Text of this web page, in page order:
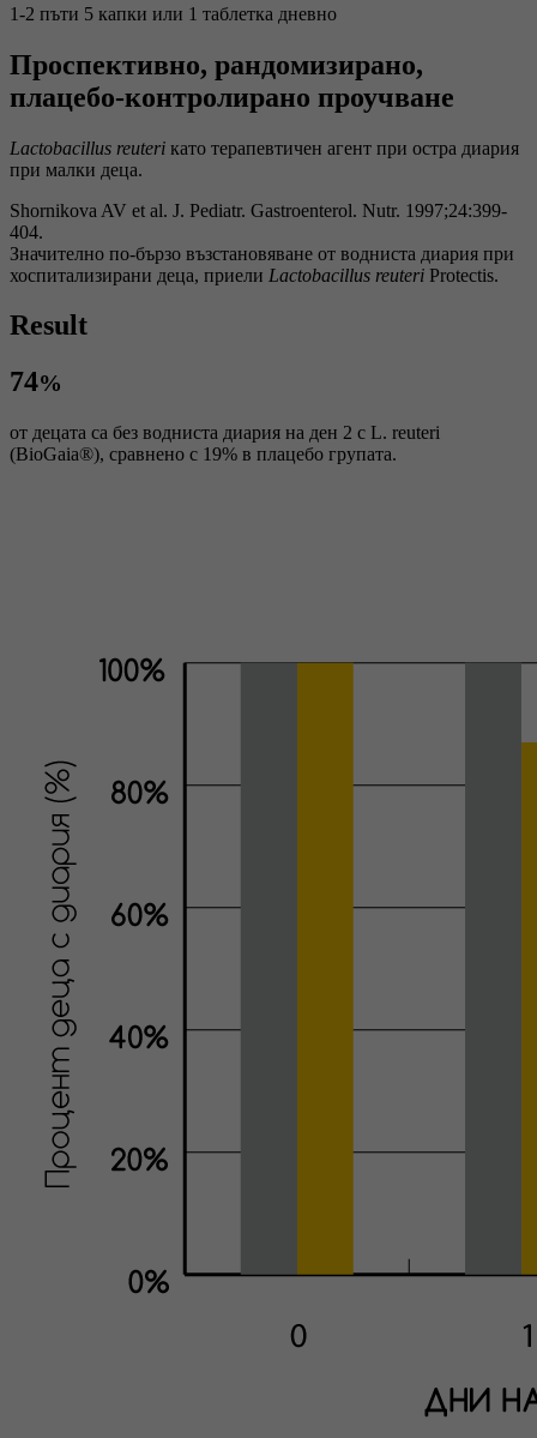
1-2 пъти 5 капки или 1 таблетка дневно
Проспективно, рандомизирано,
плацебо-контролирано проучване
Lactobacillus reuteri като терапевтичен агент при остра диария
при малки деца.
Shornikova AV et al. J. Pediatr. Gastroenterol. Nutr. 1997;24:399-
404.
Значително по-бързо възстановяване от водниста диария при
хоспитализирани деца, приели Lactobacillus reuteri Protectis.
Result
74%
oт децата са без водниста диария на ден 2 с L. reuteri
(BioGaia®), сравнено с 19% в плацебо групата.